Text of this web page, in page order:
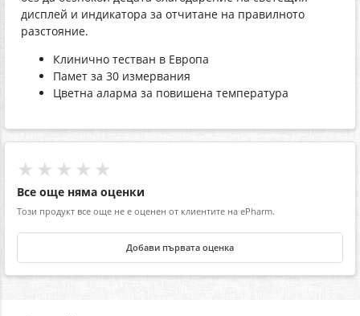
дисплей и индикатора за отчитане на правилното
разстояние.
Клинично тестван в Европа
Памет за 30 измервания
Цветна аларма за повишена температура
★★★★★
Все още няма оценки
Този продукт все още не е оценен от клиентите на ePharm.
Добави първата оценка